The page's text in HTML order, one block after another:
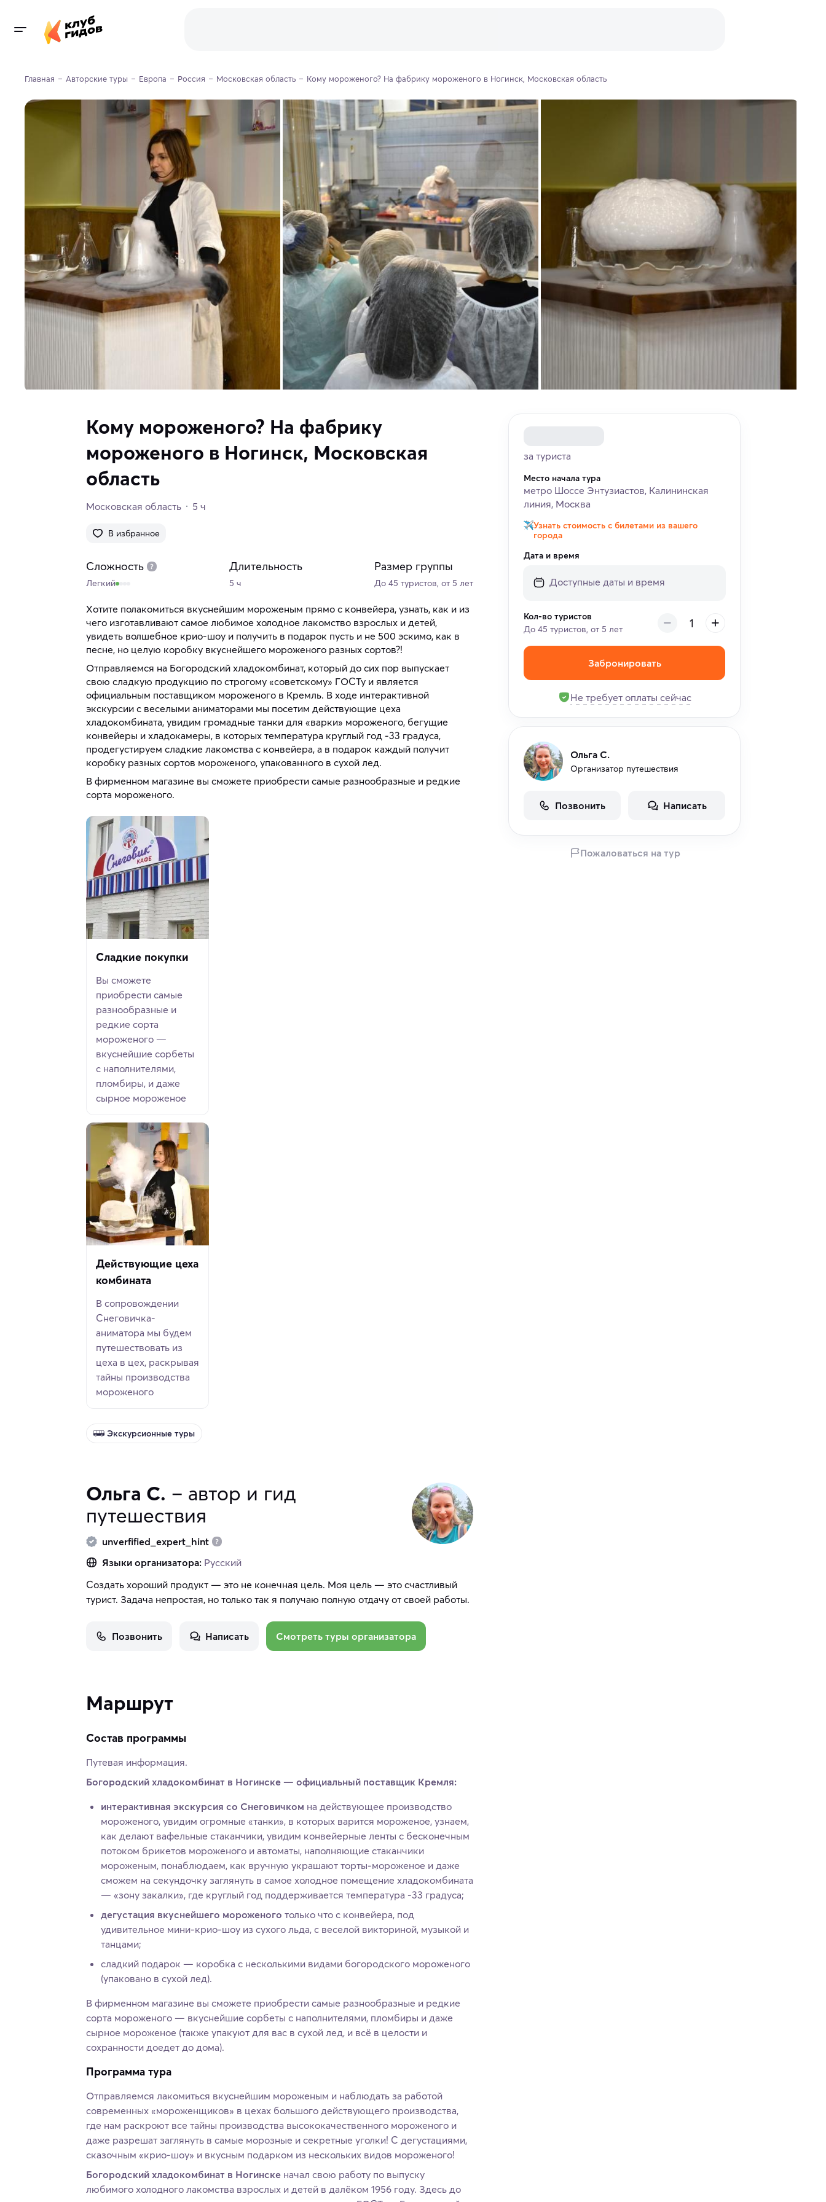
Главная Авторские туры Европа Россия Московская область Кому мороженого? На фабрику мороженого в Ногинск, Московская область
Кому мороженого? На фабрику
мороженого в Ногинск, Московская
область
В избранное
Московская область 5 ч
Сложность
Легкий
Длительность
5 ч
Размер группы
До 45 туристов, от 5 лет
Хотите полакомиться вкуснейшим мороженым прямо с конвейера, узнать, как и из
чего изготавливают самое любимое холодное лакомство взрослых и детей,
увидеть волшебное крио-шоу и получить в подарок пусть и не 500 эскимо, как в
песне, но целую коробку вкуснейшего мороженого разных сортов?!
Отправляемся на Богородский хладокомбинат, который до сих пор выпускает
свою сладкую продукцию по строгому «советскому» ГОСТу и является
официальным поставщиком мороженого в Кремль. В ходе интерактивной
экскурсии с веселыми аниматорами мы посетим действующие цеха
хладокомбината, увидим громадные танки для «варки» мороженого, бегущие
конвейеры и хладокамеры, в которых температура круглый год -33 градуса,
продегустируем сладкие лакомства с конвейера, а в подарок каждый получит
коробку разных сортов мороженого, упакованного в сухой лед.
В фирменном магазине вы сможете приобрести самые разнообразные и редкие
сорта мороженого.
Сладкие покупки
Вы сможете
приобрести самые
разнообразные и
редкие сорта
мороженого —
вкуснейшие сорбеты
с наполнителями,
пломбиры, и даже
сырное мороженое
Действующие цеха
комбината
В сопровождении
Снеговичка-
аниматора мы будем
путешествовать из
цеха в цех, раскрывая
тайны производства
мороженого
Экскурсионные туры
Ольга С. – автор и гид
путешествия
unverfified_expert_hint
Языки организатора: Русский
Создать хороший продукт — это не конечная цель. Моя цель — это счастливый
турист. Задача непростая, но только так я получаю полную отдачу от своей работы.
Позвонить Написать Смотреть туры организатора
Маршрут
Состав программы
Путевая информация.
Богородский хладокомбинат в Ногинске — официальный поставщик Кремля:
интерактивная экскурсия со Снеговичком на действующее производство
мороженого, увидим огромные «танки», в которых варится мороженое, узнаем,
как делают вафельные стаканчики, увидим конвейерные ленты с бесконечным
потоком брикетов мороженого и автоматы, наполняющие стаканчики
мороженым, понаблюдаем, как вручную украшают торты-мороженое и даже
сможем на секундочку заглянуть в самое холодное помещение хладокомбината
— «зону закалки», где круглый год поддерживается температура -33 градуса;
дегустация вкуснейшего мороженого только что с конвейера, под
удивительное мини-крио-шоу из сухого льда, с веселой викториной, музыкой и
танцами;
сладкий подарок — коробка с несколькими видами богородского мороженого
(упаковано в сухой лед).
В фирменном магазине вы сможете приобрести самые разнообразные и редкие
сорта мороженого — вкуснейшие сорбеты с наполнителями, пломбиры и даже
сырное мороженое (также упакуют для вас в сухой лед, и всё в целости и
сохранности доедет до дома).
Программа тура
Отправляемся лакомиться вкуснейшим мороженым и наблюдать за работой
современных «мороженщиков» в цехах большого действующего производства,
где нам раскроют все тайны производства высококачественного мороженого и
даже разрешат заглянуть в самые морозные и секретные уголки! С дегустациями,
сказочным «крио-шоу» и вкусным подарком из нескольких видов мороженого!
Богородский хладокомбинат в Ногинске начал свою работу по выпуску
любимого холодного лакомства взрослых и детей в далёком 1956 году. Здесь до
за туриста
Место начала тура
метро Шоссе Энтузиастов, Калининская
линия, Москва
Узнать стоимость с билетами из вашего
города
Дата и время
Кол-во туристов
До 45 туристов, от 5 лет
Забронировать
Не требует оплаты сейчас
Ольга С.
Организатор путешествия
Позвонить Написать
Пожаловаться на тур